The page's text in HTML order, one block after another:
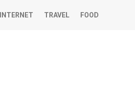
INTERNET TRAVEL FOOD